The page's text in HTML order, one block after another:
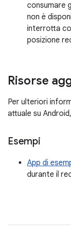
consumare
non è
interrotta
posizione
Risorse
Per ulteriori
attuale su
Esempi
App di
durante il